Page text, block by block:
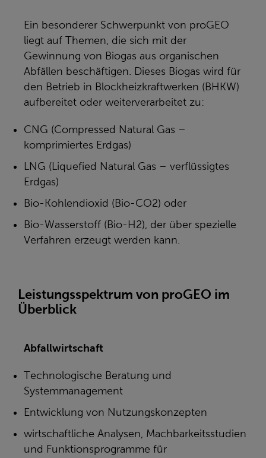
Ein besonderer Schwerpunkt von proGEO
liegt auf Themen, die sich mit der
Gewinnung von Biogas aus organischen
Abfällen beschäftigen. Dieses Biogas wird für
den Betrieb in Blockheizkraftwerken (BHKW)
aufbereitet oder weiterverarbeitet zu:
CNG (Compressed Natural Gas –
komprimiertes Erdgas)
LNG (Liquefied Natural Gas – verflüssigtes
Erdgas)
Bio-Kohlendioxid (Bio-CO2) oder
Bio-Wasserstoff (Bio-H2), der über spezielle
Verfahren erzeugt werden kann.
Leistungsspektrum von proGEO im
Überblick
Abfallwirtschaft
Technologische Beratung und
Systemmanagement
Entwicklung von Nutzungskonzepten
wirtschaftliche Analysen, Machbarkeitsstudien
und Funktionsprogramme für